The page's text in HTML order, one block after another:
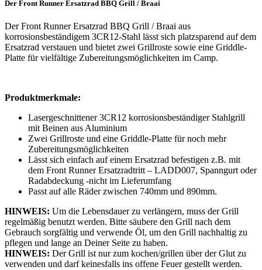
Der Front Runner Ersatzrad BBQ Grill / Braai
Der Front Runner Ersatzrad BBQ Grill / Braai aus
korrosionsbeständigem 3CR12-Stahl lässt sich platzsparend auf dem
Ersatzrad verstauen und bietet zwei Grillroste sowie eine Griddle-
Platte für vielfältige Zubereitungsmöglichkeiten im Camp.
Produktmerkmale:
Lasergeschnittener 3CR12 korrosionsbeständiger Stahlgrill
mit Beinen aus Aluminium
Zwei Grillroste und eine Griddle-Platte für noch mehr
Zubereitungsmöglichkeiten
Lässt sich einfach auf einem Ersatzrad befestigen z.B. mit
dem Front Runner Ersatzradtritt – LADD007, Spanngurt oder
Radabdeckung -nicht im Lieferumfang
Passt auf alle Räder zwischen 740mm und 890mm.
HINWEIS: Um die Lebensdauer zu verlängern, muss der Grill
regelmäßig benutzt werden. Bitte säubere den Grill nach dem
Gebrauch sorgfältig und verwende Öl, um den Grill nachhaltig zu
pflegen und lange an Deiner Seite zu haben.
HINWEIS: Der Grill ist nur zum kochen/grillen über der Glut zu
verwenden und darf keinesfalls ins offene Feuer gestellt werden.